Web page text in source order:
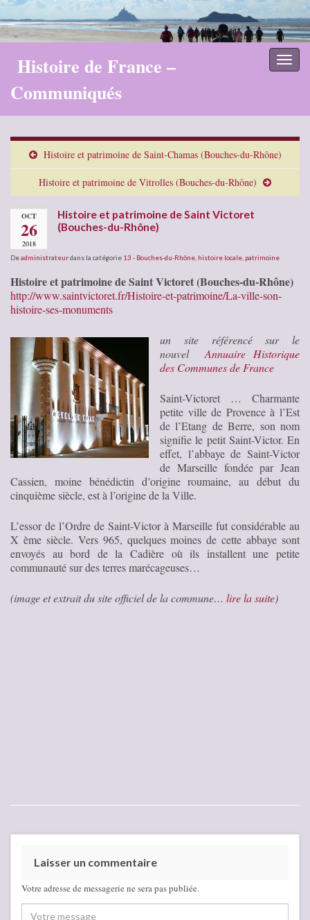
Histoire de France –
Communiqués
Histoire et patrimoine de Saint-Chamas (Bouches-du-Rhône)
Histoire et patrimoine de Vitrolles (Bouches-du-Rhône)
OCT
26
2018
Histoire et patrimoine de Saint Victoret
(Bouches-du-Rhône)
Deadministrateurdans la catégorie 13 - Bouches-du-Rhône histoire locale patrimoine
Histoire et patrimoine de Saint Victoret (Bouches-du-Rhône)
http://www.saintvictoret.fr/Histoire-et-patrimoine/La-ville-son-
histoire-ses-monuments
un site référencé sur le
nouvelAnnuaire Historique
des Communes de France
Saint-Victoret … Charmante
petite ville de Provence à l’Est
de l’Etang de Berre, son nom
signifie le petit Saint-Victor. En
effet, l’abbaye de Saint-Victor
de Marseille fondée par Jean
Cassien, moine bénédictin d’origine roumaine, au début du
cinquième siècle, est à l’origine de la Ville.
L’essor de l’Ordre de Saint-Victor à Marseille fut considérable au
X ème siècle. Vers 965, quelques moines de cette abbaye sont
envoyés au bord de la Cadière où ils installent une petite
communauté sur des terres marécageuses…
(image et extrait du site officiel de la commune… lire la suite)
Laisser un commentaire
Votre adresse de messagerie ne sera pas publiée.